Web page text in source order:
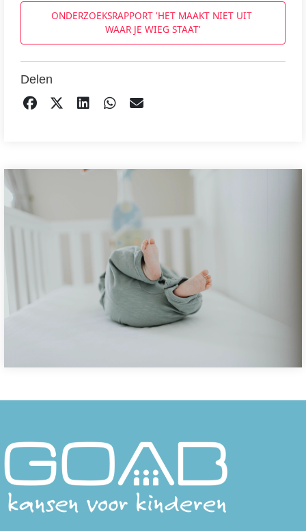
ONDERZOEKSRAPPORT 'HET MAAKT NIET UIT
WAAR JE WIEG STAAT'
Delen
DELEN OP FACEBOOK
TWEETDELEN OP LINKEDIN
DELEN OP WHATSAPP